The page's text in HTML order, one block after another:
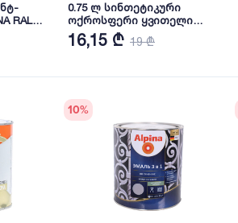
0.75 ლ სინთეტიკური
ოქროსფერი ყვითელი
საღებავი FAWORI Premium
16,15 ₾ 19 ₾
10%